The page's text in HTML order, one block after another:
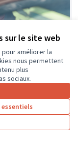
sur le site web
améliorer la
nous permettent
plus
sociaux.
Soumis au
vote
3